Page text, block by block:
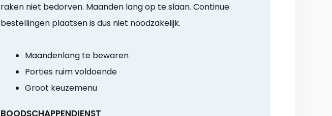
raken niet bedorven. Maanden lang op te slaan. Continue
bestellingen plaatsen is dus niet noodzakelijk.
Maandenlang te bewaren
Porties ruim voldoende
Groot keuzemenu
BOODSCHAPPENDIENST